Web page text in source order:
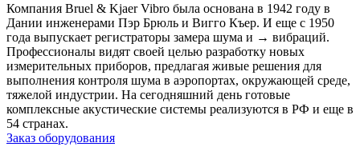
Компания Bruel & Kjaer Vibro была основана в 1942 году в
Дании инженерами Пэр Брюль и Вигго Къер. И еще с 1950
года выпускает регистраторы замера шума и → вибраций.
Профессионалы видят своей целью разработку новых
измерительных приборов, предлагая живые решения для
выполнения контроля шума в аэропортах, окружающей среде,
тяжелой индустрии. На сегодняшний день готовые
комплексные акустические системы реализуются в РФ и еще в
54 странах.
Заказ оборудования